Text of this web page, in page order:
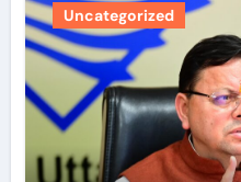
Uncategorized